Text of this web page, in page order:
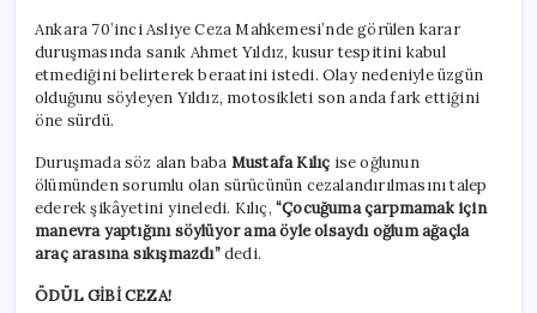
Ankara 70’inci Asliye Ceza Mahkemesi’nde görülen karar
duruşmasında sanık Ahmet Yıldız, kusur tespitini kabul
etmediğini belirterek beraatini istedi. Olay nedeniyle üzgün
olduğunu söyleyen Yıldız, motosikleti son anda fark ettiğini
öne sürdü.
Duruşmada söz alan baba Mustafa Kılıç ise oğlunun
ölümünden sorumlu olan sürücünün cezalandırılmasını talep
ederek şikâyetini yineledi. Kılıç, “Çocuğuma çarpmamak için
manevra yaptığını söylüyor ama öyle olsaydı oğlum ağaçla
araç arasına sıkışmazdı”dedi.
ÖDÜL GİBİ CEZA!